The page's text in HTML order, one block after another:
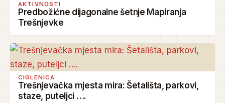
AKTIVNOSTI
Predbožićne dijagonalne šetnje Mapiranja
Trešnjevke
CIGLENICA
Trešnjevačka mjesta mira: Šetališta, parkovi,
staze, puteljci ….